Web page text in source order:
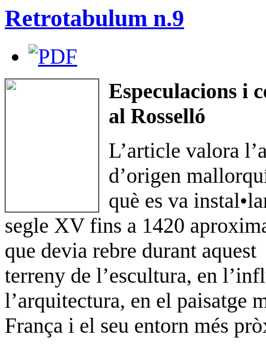
Retrotabulum n.9
Especulacions i
al Rosselló
L’article valora
d’origen
què es va
segle XV fins a 1420
que devia rebre durant
terreny de l’escultura, en
l’arquitectura, en el paisatge
França i el seu entorn més